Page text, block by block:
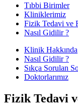
Tıbbi Birimler
Kliniklerimiz
Fizik Tedavi ve
Nasıl Gidilir ?
Klinik Hakkında
Nasıl Gidilir ?
Sıkça Sorulan
Doktorlarımız
Fizik Tedavi